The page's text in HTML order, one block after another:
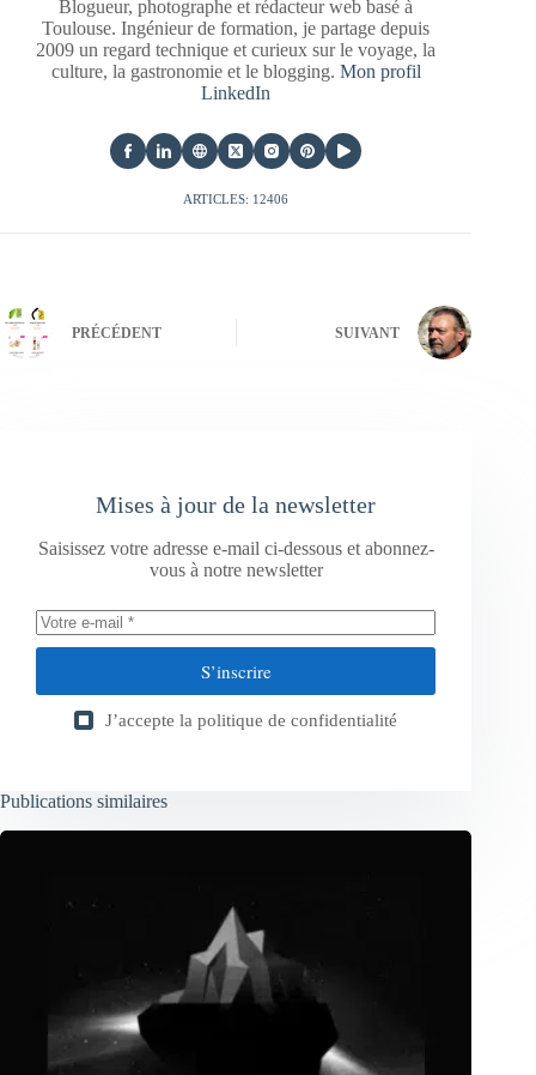
Blogueur, photographe et rédacteur web basé à
Toulouse. Ingénieur de formation, je partage depuis
2009 un regard technique et curieux sur le voyage, la
culture, la gastronomie et le blogging. Mon profil
LinkedIn
ARTICLES: 12406
PRÉCÉDENT SUIVANT
Mises à jour de la newsletter
Saisissez votre adresse e-mail ci-dessous et abonnez-
vous à notre newsletter
S’inscrire
J’accepte la politique de confidentialité
Publications similaires